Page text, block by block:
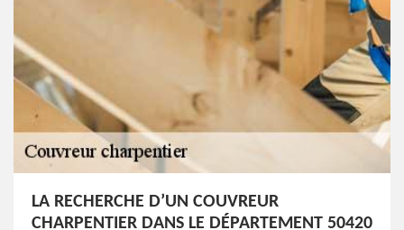
LA RECHERCHE D’UN COUVREUR
CHARPENTIER DANS LE DÉPARTEMENT 50420